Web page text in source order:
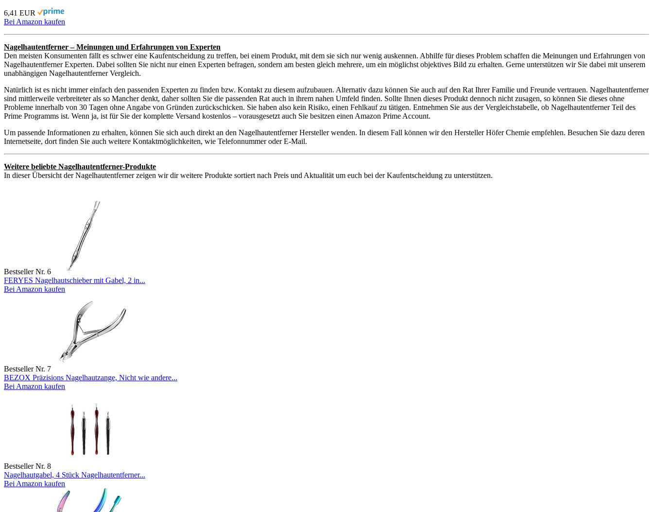
6,41 EUR
Bei Amazon kaufen
Nagelhautentferner – Meinungen und Erfahrungen von Experten
Den meisten Konsumenten fällt es schwer eine Kaufentscheidung zu treffen, bei einem Produkt, mit dem sie sich nur wenig auskennen. Abhilfe für dieses Problem schaffen die Meinungen und Erfahrungen von
Nagelhautentferner Experten. Dabei sollten Sie nicht nur einen Experten befragen, sondern am besten gleich mehrere, um ein möglichst objektives Bild zu erhalten. Gerne unterstützen wir Sie dabei mit unserem
unabhängigen Nagelhautentferner Vergleich.
Natürlich ist es nicht immer einfach den passenden Experten zu finden bzw. Kontakt zu diesem aufzubauen. Alternativ dazu können Sie auch auf den Rat Ihrer Familie und Freunde vertrauen. Nagelhautentferner
sind mittlerweile verbreiteter als so Mancher denkt, daher sollten Sie die passenden Rat auch in ihrem nahen Umfeld finden. Sollte Ihnen dieses Produkt dennoch nicht zusagen, so können Sie dieses ohne
Probleme innerhalb von 30 Tagen ohne Angabe von Gründen zurückschicken. Sie haben also kein Risiko, einen Fehlkauf zu tätigen. Entnehmen Sie aus der Vergleichstabelle, ob Nagelhautentferner Teil des
Prime Programms ist. Wenn ja, ist für Sie der komplette Versand kostenlos – vorausgesetzt auch Sie besitzen einen Amazon Prime Account.
Um passende Informationen zu erhalten, können Sie sich auch direkt an den Nagelhautentferner Hersteller wenden. In diesem Fall können wir den Hersteller Höfer Chemie empfehlen. Besuchen Sie dazu deren
Internetseite, dort finden Sie auch weitere Kontaktmöglichkeiten, wie Telefonnummer oder E-Mail.
Weitere beliebte Nagelhautentferner-Produkte
In dieser Übersicht der Nagelhautentferner zeigen wir dir weitere Produkte sortiert nach Preis und Aktualität um euch bei der Kaufentscheidung zu unterstützen.
Bestseller Nr. 6
FERYES Nagelhautschieber mit Gabel, 2 in...
Bei Amazon kaufen
Bestseller Nr. 7
BEZOX Präzisions Nagelhautzange, Nicht wie andere...
Bei Amazon kaufen
Bestseller Nr. 8
Nagelhautgabel, 4 Stück Nagelhautentferner...
Bei Amazon kaufen